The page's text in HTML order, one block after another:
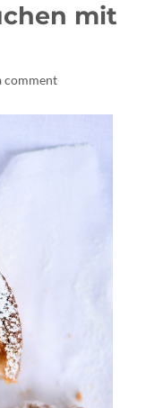
mit
comment